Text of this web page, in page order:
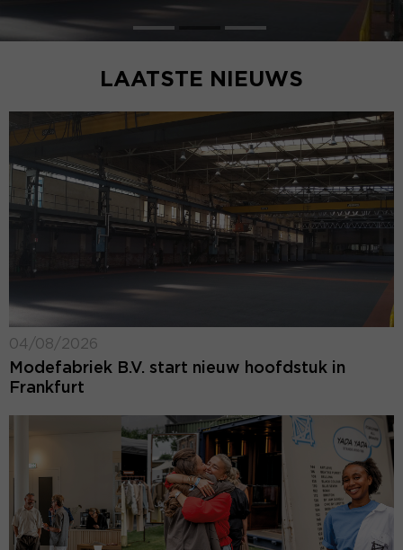
LAATSTE NIEUWS
04/08/2026
Modefabriek B.V. start nieuw hoofdstuk in
Frankfurt